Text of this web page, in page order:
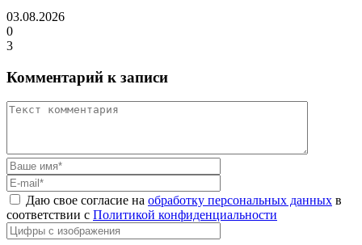
03.08.2026
0
3
Комментарий к записи
Даю свое согласие на обработку персональных данных в
соответствии с Политикой конфиденциальности